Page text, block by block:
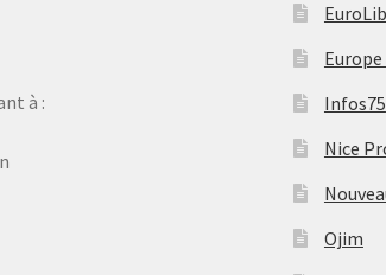
à :
Infos75
Nice
Ojim